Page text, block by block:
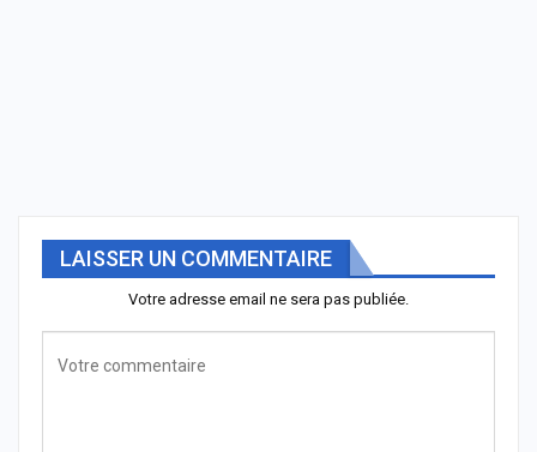
LAISSER UN COMMENTAIRE
Votre adresse email ne sera pas publiée.